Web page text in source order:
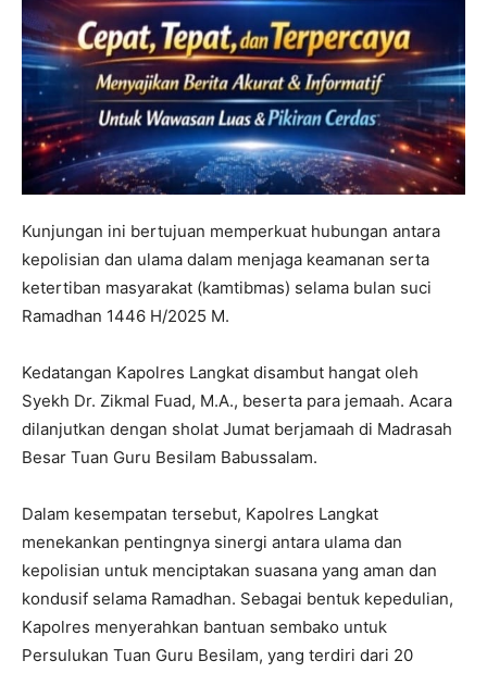
Kunjungan ini bertujuan memperkuat hubungan antara
kepolisian dan ulama dalam menjaga keamanan serta
ketertiban masyarakat (kamtibmas) selama bulan suci
Ramadhan 1446 H/2025 M.
Kedatangan Kapolres Langkat disambut hangat oleh
Syekh Dr. Zikmal Fuad, M.A., beserta para jemaah. Acara
dilanjutkan dengan sholat Jumat berjamaah di Madrasah
Besar Tuan Guru Besilam Babussalam.
Dalam kesempatan tersebut, Kapolres Langkat
menekankan pentingnya sinergi antara ulama dan
kepolisian untuk menciptakan suasana yang aman dan
kondusif selama Ramadhan. Sebagai bentuk kepedulian,
Kapolres menyerahkan bantuan sembako untuk
Persulukan Tuan Guru Besilam, yang terdiri dari 20